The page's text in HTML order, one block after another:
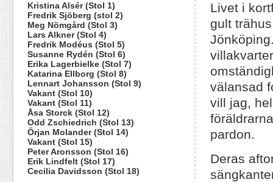
Livet i
gult
välansad
vill jag,
pardon.
Deras
Kristina Alsér (Stol 1)
Fredrik Sjöberg (stol 2)
Meg Nömgård (Stol 3)
Lars Alkner (Stol 4)
Fredrik Modéus (Stol 5)
Susanne Rydén (Stol 6)
Erika Lagerbielke (Stol 7)
Katarina Ellborg (Stol 8)
Lennart Johansson (Stol 9)
Vakant (Stol 10)
Vakant (Stol 11)
Åsa Storck (Stol 12)
Odd Zschiedrich (Stol 13)
Örjan Molander (Stol 14)
Vakant (Stol 15)
Peter Aronsson (Stol 16)
Erik Lindfelt (Stol 17)
Cecilia Davidsson (Stol 18)